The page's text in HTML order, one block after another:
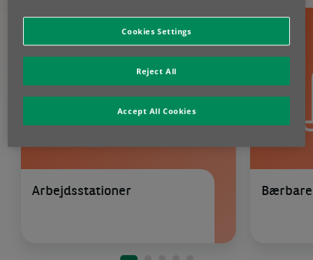
Arbejdsstationer
Cookies Settings
Reject All
Accept All Cookies